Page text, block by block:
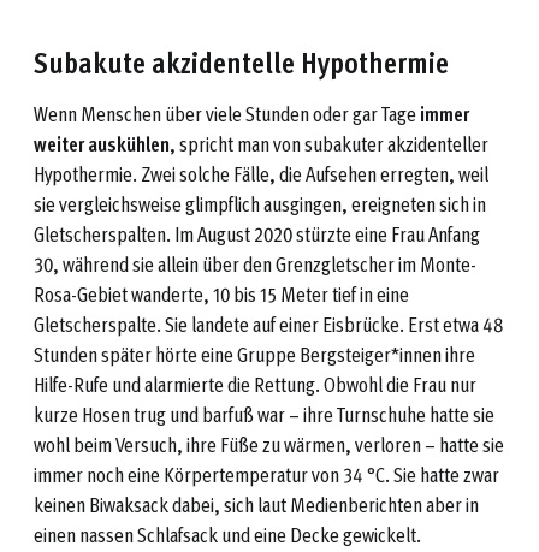
Subakute akzidentelle Hypothermie
Wenn Menschen über viele Stunden oder gar Tageimmer
weiter auskühlen, spricht man von subakuter akzidenteller
Hypothermie. Zwei solche Fälle, die Aufsehen erregten, weil
sie vergleichsweise glimpflich ausgingen, ereigneten sich in
Gletscherspalten. Im August 2020 stürzte eine Frau Anfang
30, während sie allein über den Grenzgletscher im Monte-
Rosa-Gebiet wanderte, 10 bis 15 Meter tief in eine
Gletscherspalte. Sie landete auf einer Eisbrücke. Erst etwa 48
Stunden später hörte eine Gruppe Bergsteiger*innen ihre
Hilfe-Rufe und alarmierte die Rettung. Obwohl die Frau nur
kurze Hosen trug und barfuß war – ihre Turnschuhe hatte sie
wohl beim Versuch, ihre Füße zu wärmen, verloren – hatte sie
immer noch eine Körpertemperatur von 34 °C. Sie hatte zwar
keinen Biwaksack dabei, sich laut Medienberichten aber in
einen nassen Schlafsack und eine Decke gewickelt.